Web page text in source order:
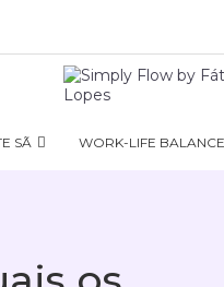
SÃ WORK-LIFE BALANCE